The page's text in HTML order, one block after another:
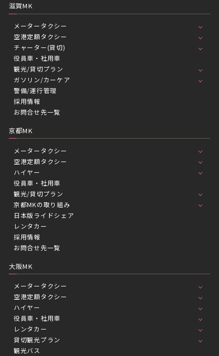
滋賀MK
メータータクシー
空港定額タクシー
チャーター(貸切)
役員車・社用車
観光/貸切プラン
ガソリン/カーケア
警備/運行管理
採用情報
お問合せ先一覧
京都MK
メータータクシー
空港定額タクシー
ハイヤー
役員車・社用車
観光/貸切プラン
京都MKの取り組み
日本版ライドシェア
レンタカー
採用情報
お問合せ先一覧
大阪MK
メータータクシー
空港定額タクシー
ハイヤー
役員車・社用車
レンタカー
貸切観光プラン
観光バス